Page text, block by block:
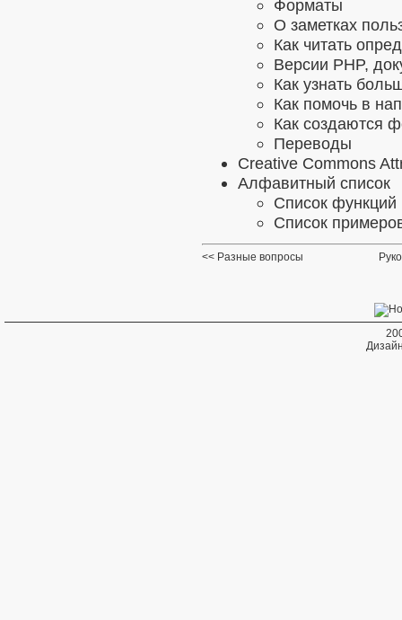
Форматы
О заметках
Как читать
Версии PHP,
Как узнать
Как помочь в
Как создаются
Переводы
Creative Commons
Алфавитный список
Список функций
Список
Разные вопросы